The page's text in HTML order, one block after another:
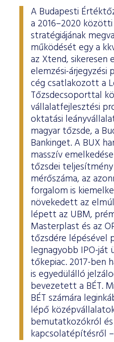
A Budapesti
a 2016–2020
stratégiájának
működését egy a
az Xtend, sikeresen
elemzési-árjegyzési
cég csatlakozott a
Tőzsdecsoporttal
vállalatfejlesztési
oktatási
magyar tőzsde, a
Bankinget. A BUX
masszív
tőzsdei
mérőszáma, az
forgalom is
növekedett az
lépett az UBM,
Masterplast és az
tőzsdére lépésével
legnagyobb IPO-ját
tőkepiac. 2017-ben
is egyedülálló
bevezetett a BÉT.
BÉT számára
lépő
bemutatkozókról
kapcsolatépítésről